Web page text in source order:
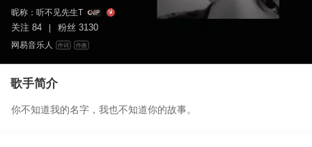
昵称： 听不见先生T
关注 84 粉丝 3130
网易音乐人 作词 作曲
歌手简介
你不知道我的名字，我也不知道你的故事。